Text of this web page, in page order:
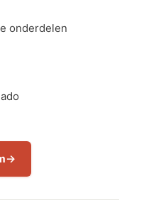
onderdelen